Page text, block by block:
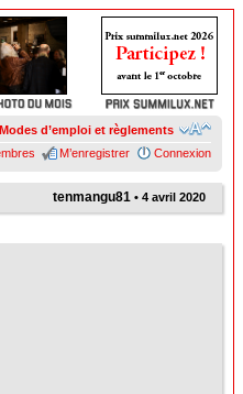
Modes d’emploi et règlements
Connexion
M’enregistrer
tenmangu81 • 4 avril 2020